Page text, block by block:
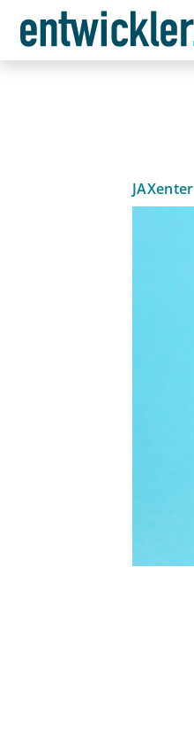
JAXenter